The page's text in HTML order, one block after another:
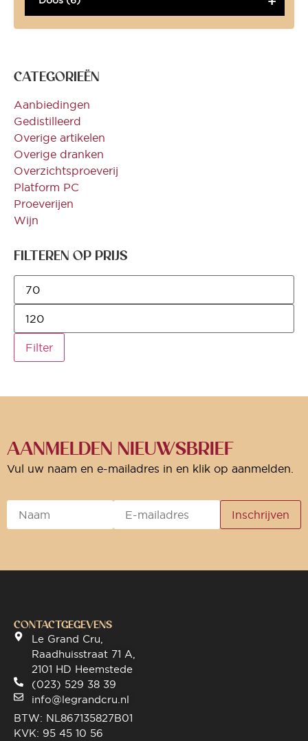
CATEGORIEËN
Aanbiedingen
Gedistilleerd
Overige artikelen
Overige dranken
Overzichtsproeverij
Platform PC
Proeverijen
Wijn
FILTEREN OP PRIJS
Filter
AANMELDEN NIEUWSBRIEF
Vul uw naam en e-mailadres in en klik op aanmelden.
CONTACTGEGEVENS
Le Grand Cru,
Raadhuisstraat 71 A,
2101 HD Heemstede
(023) 529 38 39
info@legrandcru.nl
BTW: NL867135827B01
KVK: 95 45 10 56